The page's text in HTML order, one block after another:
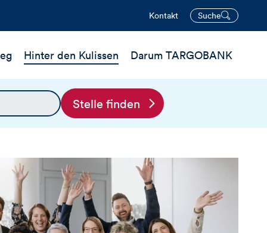
Kontakt Suche
öffnen
Hinter den Kulissen Darum TARGOBANK
Stelle finden